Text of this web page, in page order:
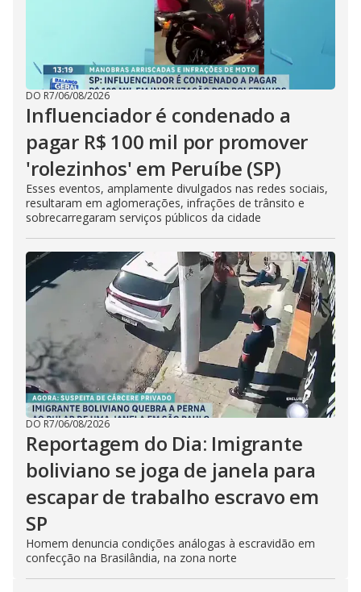
DO R7/06/08/2026
Influenciador é condenado a
pagar R$ 100 mil por promover
'rolezinhos' em Peruíbe (SP)
Esses eventos, amplamente divulgados nas redes sociais,
resultaram em aglomerações, infrações de trânsito e
sobrecarregaram serviços públicos da cidade
DO R7/06/08/2026
Reportagem do Dia: Imigrante
boliviano se joga de janela para
escapar de trabalho escravo em
SP
Homem denuncia condições análogas à escravidão em
confecção na Brasilândia, na zona norte